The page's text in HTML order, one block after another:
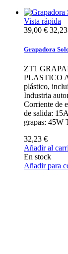
Vista rápida
39,00 €
Grapadora
ZT1
PLASTICO
plástico,
Industria
Corriente de
de salida:
grapas: 45W
32,23 €
Añadir al
En stock
Añadir para